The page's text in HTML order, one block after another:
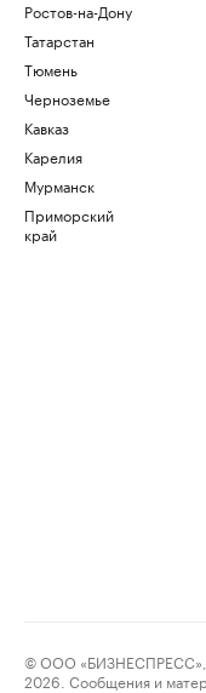
Ростов-на-Дону
Татарстан
Тюмень
Черноземье
Кавказ
Карелия
Мурманск
Приморский
край
© ООО
2026. Сообщения и